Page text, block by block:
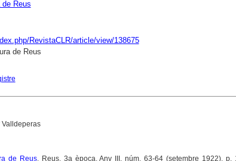
de Reus
RevistaCLR/article/view/138675
de Reus
de Reus. Reus. 3a època. Any III, núm. 63-64 (setembre 1922), p.